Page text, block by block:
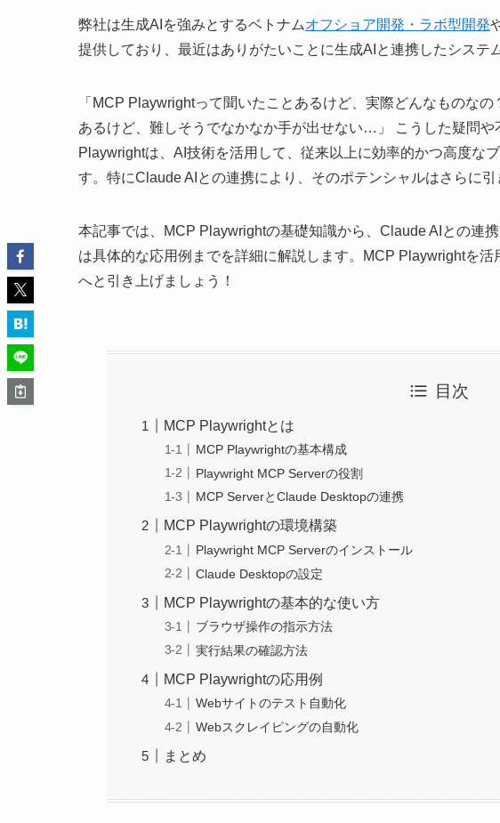
弊社は生成AIを強みとするベトナムオフショア開発・ラボ型開発
提供しており、最近はありがたいことに生成AIと連携したシステ
「MCP Playwrightって聞いたことあるけど、実際どんなものな
あるけど、難しそうでなかなか手が出せない…」 こうした疑問
Playwrightは、AI技術を活用して、従来以上に効率的かつ高度な
す。特にClaude AIとの連携により、そのポテンシャルはさらに引
本記事では、MCP Playwrightの基礎知識から、Claude AIとの連
は具体的な応用例までを詳細に解説します。MCP Playwrightを
へと引き上げましょう！
目次
MCP Playwrightとは
MCP Playwrightの基本構成
Playwright MCP Serverの役割
MCP ServerとClaude Desktopの連携
MCP Playwrightの環境構築
Playwright MCP Serverのインストール
Claude Desktopの設定
MCP Playwrightの基本的な使い方
ブラウザ操作の指示方法
実行結果の確認方法
MCP Playwrightの応用例
Webサイトのテスト自動化
Webスクレイピングの自動化
まとめ